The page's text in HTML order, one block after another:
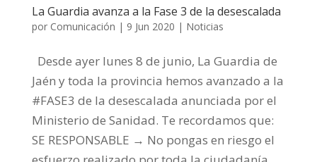
La Guardia avanza a la Fase 3 de la desescalada
por Comunicación | 9 Jun 2020 | Noticias
Desde ayer lunes 8 de junio, La Guardia de
Jaén y toda la provincia hemos avanzado a la
#FASE3 de la desescalada anunciada por el
Ministerio de Sanidad. Te recordamos que:
SE RESPONSABLE → No pongas en riesgo el